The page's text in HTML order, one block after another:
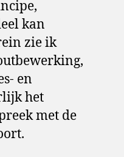
kan
zie ik
en
het
met de